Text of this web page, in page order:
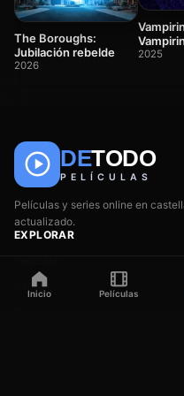
The Boroughs:
Jubilación rebelde
2026
2025
DETODO
PELÍCULAS
Películas y series online en
actualizado.
EXPLORAR
Series
Inicio Películas
🎬
Películas